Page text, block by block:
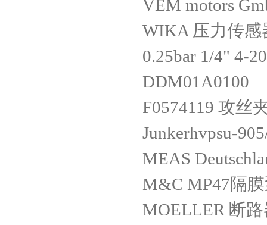
VEM motors
WIKA 压力传感
0.25bar 1/4" 4-
DDM01A0100
F0574119 攻丝
Junkerhvpsu-
MEAS
M&C MP47隔
MOELLER 断